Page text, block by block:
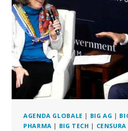
PRODUZIONE
DI
AGENTI
PATOGENI
AGENDA GLOBALE | BIG AG |
PHARMA | BIG TECH | CENSURA